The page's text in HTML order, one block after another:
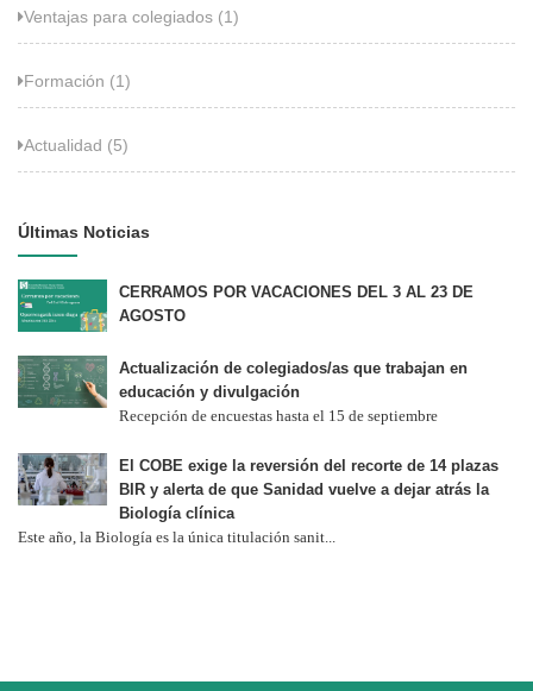
Ventajas para colegiados (1)
Formación (1)
Actualidad (5)
Últimas Noticias
CERRAMOS POR VACACIONES DEL 3 AL 23 DE
AGOSTO
Actualización de colegiados/as que trabajan en
educación y divulgación
Recepción de encuestas hasta el 15 de septiembre
El COBE exige la reversión del recorte de 14 plazas
BIR y alerta de que Sanidad vuelve a dejar atrás la
Biología clínica
Este año, la Biología es la única titulación sanit...